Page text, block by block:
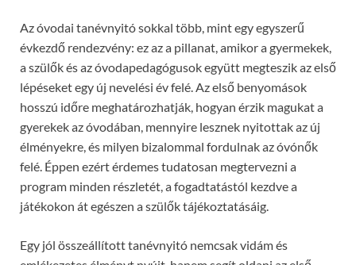
Az óvodai tanévnyitó sokkal több, mint egy egyszerű
évkezdő rendezvény: ez az a pillanat, amikor a gyermekek,
a szülők és az óvodapedagógusok együtt megteszik az első
lépéseket egy új nevelési év felé. Az első benyomások
hosszú időre meghatározhatják, hogyan érzik magukat a
gyerekek az óvodában, mennyire lesznek nyitottak az új
élményekre, és milyen bizalommal fordulnak az óvónők
felé. Éppen ezért érdemes tudatosan megtervezni a
program minden részletét, a fogadtatástól kezdve a
játékokon át egészen a szülők tájékoztatásáig.
Egy jól összeállított tanévnyitó nemcsak vidám és